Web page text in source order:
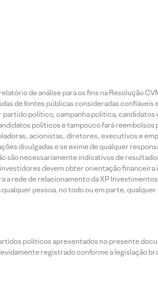
de análise para os fins na Resolução
de fontes públicas consideradas confiáveis
partido político, campanha política,
políticos e tampouco fará reembolsos
acionistas, diretores, executivos e
divulgadas e se exime de qualquer
são necessariamente indicativos de
devem obter orientação financeira
a rede de relacionamento da XP
pessoa, no todo ou em parte,
políticos apresentados no presente
registrado conforme a legislação